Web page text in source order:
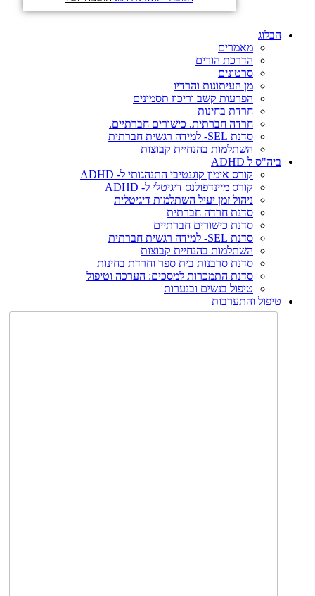
הבלוג
מאמרים
הדרכת הורים
סרטונים
מן העיתונות והרדיו
הפרעות קשב וריכוז תסמינים
חרדת בחינות
חרדה חברתית. כישורים חברתיים.
סדנת SEL- למידה רגשית חברתית
השתלמות בהנחיית קבוצות
ביה"ס ל ADHD
קורס אימון קוגנטיבי התנהגותי ל- ADHD
קורס מיינדפולנס דיגיטלי ל- ADHD
ניהול זמן יעיל השתלמות דיגיטלית
סדנת חרדה חברתית
סדנת כישורים חברתיים
סדנת SEL- למידה רגשית חברתית
השתלמות בהנחיית קבוצות
סדנת סרבנות בית ספר וחרדת בחינות
סדנת התמכרות למסכים: הערכה וטיפול
טיפול בנשים ובנערות
טיפול והתערבות